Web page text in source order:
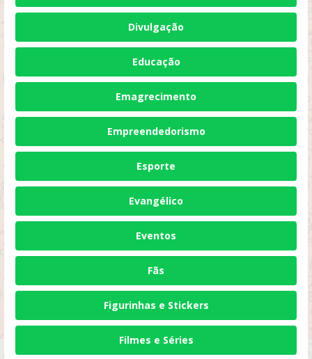
Divulgação
Educação
Emagrecimento
Empreendedorismo
Esporte
Evangélico
Eventos
Fãs
Figurinhas e Stickers
Filmes e Séries